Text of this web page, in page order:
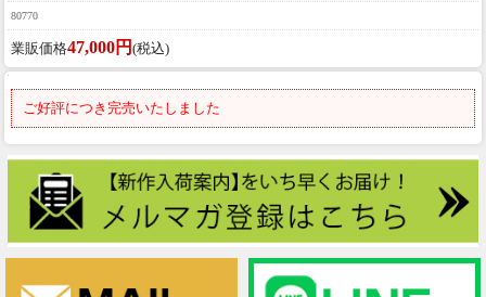
80770
業販価格47,000円 (税込)
ご好評につき完売いたしました